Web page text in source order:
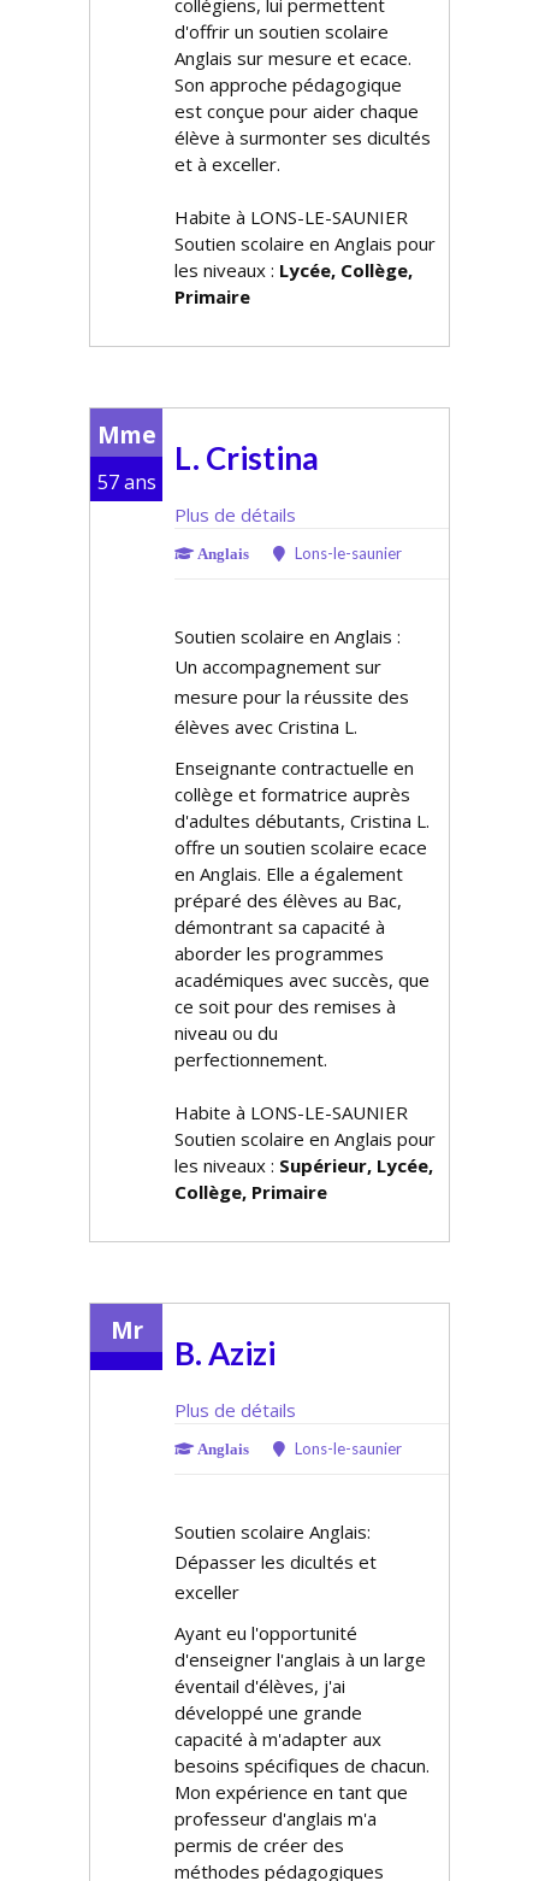
collégiens, lui permettent
d'offrir un soutien scolaire
Anglais sur mesure et efficace.
Son approche pédagogique
est conçue pour aider chaque
élève à surmonter ses difficultés
et à exceller.
Habite à LONS-LE-SAUNIER
Soutien scolaire en Anglais pour
les niveaux : Lycée, Collège,
Primaire
Mme
57 ans
L. Cristina
Plus de détails
Anglais Lons-le-saunier
Soutien scolaire en Anglais :
Un accompagnement sur
mesure pour la réussite des
élèves avec Cristina L.
Enseignante contractuelle en
collège et formatrice auprès
d'adultes débutants, Cristina L.
offre un soutien scolaire efficace
en Anglais. Elle a également
préparé des élèves au Bac,
démontrant sa capacité à
aborder les programmes
académiques avec succès, que
ce soit pour des remises à
niveau ou du
perfectionnement.
Habite à LONS-LE-SAUNIER
Soutien scolaire en Anglais pour
les niveaux : Supérieur, Lycée,
Collège, Primaire
Mr
B. Azizi
Plus de détails
Anglais Lons-le-saunier
Soutien scolaire Anglais:
Dépasser les difficultés et
exceller
Ayant eu l'opportunité
d'enseigner l'anglais à un large
éventail d'élèves, j'ai
développé une grande
capacité à m'adapter aux
besoins spécifiques de chacun.
Mon expérience en tant que
professeur d'anglais m'a
permis de créer des
méthodes pédagogiques